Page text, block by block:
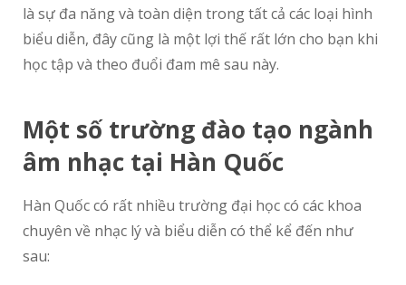
là sự đa năng và toàn diện trong tất cả các loại hình
biểu diễn, đây cũng là một lợi thế rất lớn cho bạn khi
học tập và theo đuổi đam mê sau này.
Một số trường đào tạo ngành
âm nhạc tại Hàn Quốc
Hàn Quốc có rất nhiều trường đại học có các khoa
chuyên về nhạc lý và biểu diễn có thể kể đến như
sau: